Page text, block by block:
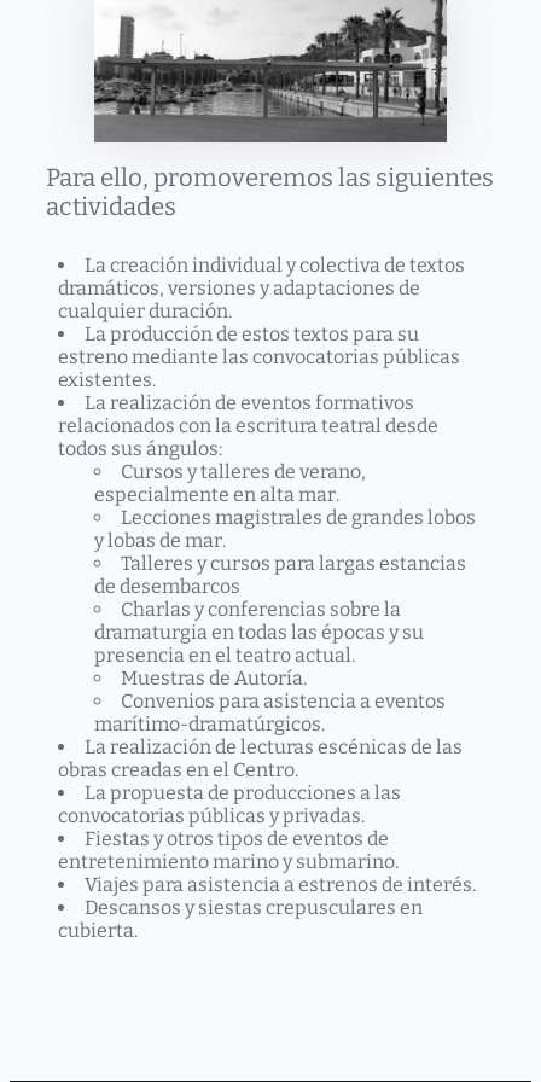
Para ello, promoveremos las siguientes
actividades
La creación individual y colectiva de textos
dramáticos, versiones y adaptaciones de
cualquier duración.
La producción de estos textos para su
estreno mediante las convocatorias públicas
existentes.
La realización de eventos formativos
relacionados con la escritura teatral desde
todos sus ángulos:
Cursos y talleres de verano,
especialmente en alta mar.
Lecciones magistrales de grandes lobos
y lobas de mar.
Talleres y cursos para largas estancias
de desembarcos
Charlas y conferencias sobre la
dramaturgia en todas las épocas y su
presencia en el teatro actual.
Muestras de Autoría.
Convenios para asistencia a eventos
marítimo-dramatúrgicos.
La realización de lecturas escénicas de las
obras creadas en el Centro.
La propuesta de producciones a las
convocatorias públicas y privadas.
Fiestas y otros tipos de eventos de
entretenimiento marino y submarino.
Viajes para asistencia a estrenos de interés.
Descansos y siestas crepusculares en
cubierta.